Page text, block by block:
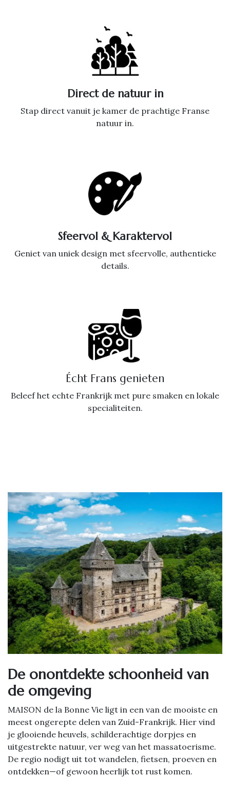
Direct de natuur in
Stap direct vanuit je kamer de prachtige Franse
natuur in.
Sfeervol & Karaktervol
Geniet van uniek design met sfeervolle, authentieke
details.
Écht Frans genieten
Beleef het echte Frankrijk met pure smaken en lokale
specialiteiten.
De onontdekte schoonheid van
de omgeving
MAISON de la Bonne Vie ligt in een van de mooiste en
meest ongerepte delen van Zuid-Frankrijk. Hier vind
je glooiende heuvels, schilderachtige dorpjes en
uitgestrekte natuur, ver weg van het massatoerisme.
De regio nodigt uit tot wandelen, fietsen, proeven en
ontdekken—of gewoon heerlijk tot rust komen.